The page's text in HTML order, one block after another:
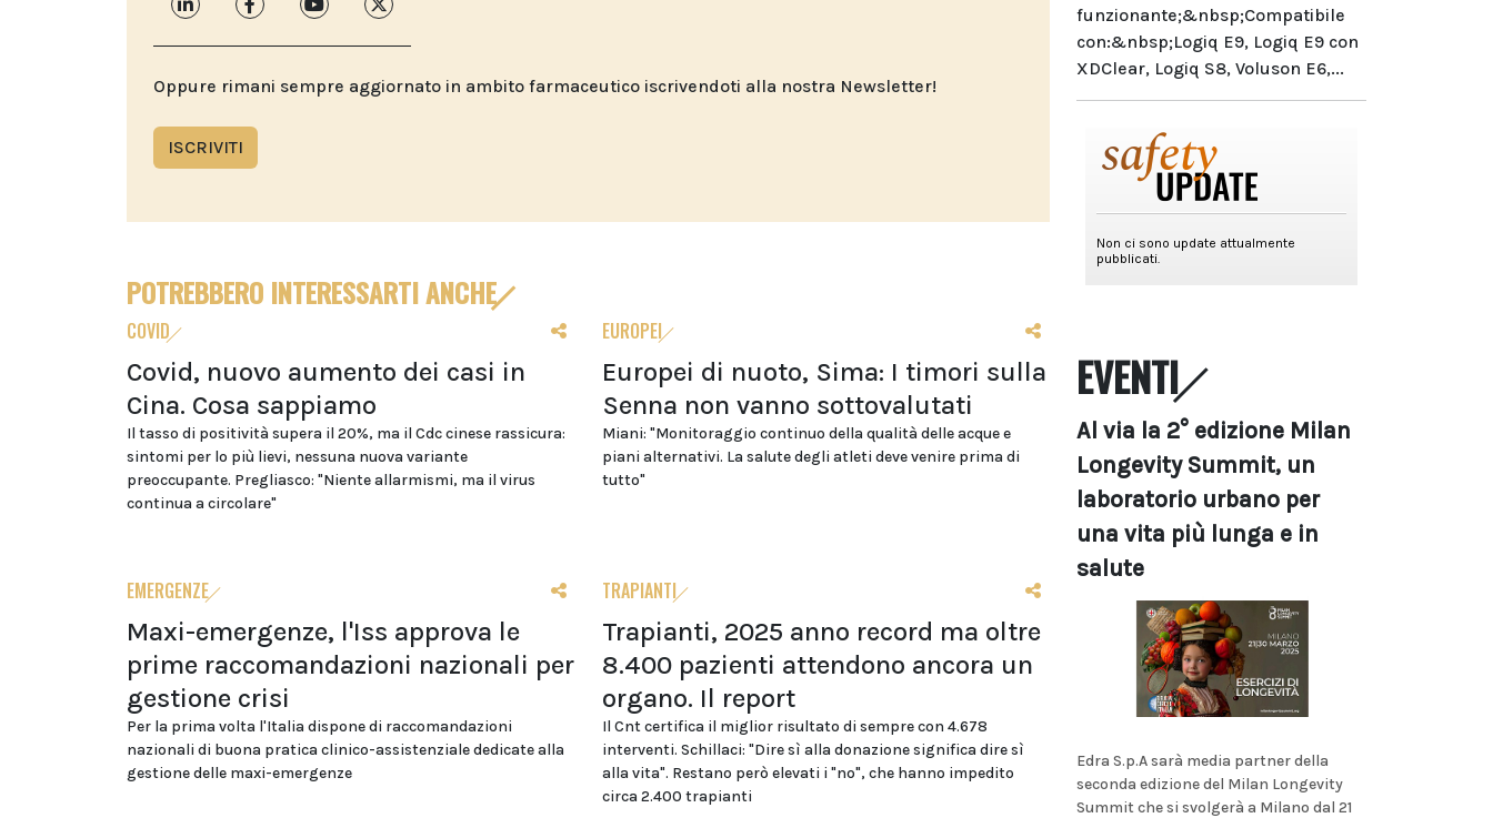
Oppure rimani sempre aggiornato in ambito farmaceutico iscrivendoti alla nostra Newsletter!
ISCRIVITI
POTREBBERO INTERESSARTI ANCHE
COVID
Covid, nuovo aumento dei casi in
Cina. Cosa sappiamo
Il tasso di positività supera il 20%, ma il Cdc cinese rassicura:
sintomi per lo più lievi, nessuna nuova variante
preoccupante. Pregliasco: "Niente allarmismi, ma il virus
continua a circolare"
EUROPEI
Europei di nuoto, Sima: I timori sulla
Senna non vanno sottovalutati
Miani: "Monitoraggio continuo della qualità delle acque e
piani alternativi. La salute degli atleti deve venire prima di
tutto"
EMERGENZE
Maxi-emergenze, l'Iss approva le
prime raccomandazioni nazionali per
gestione crisi
Per la prima volta l'Italia dispone di raccomandazioni
nazionali di buona pratica clinico-assistenziale dedicate alla
gestione delle maxi-emergenze
TRAPIANTI
Trapianti, 2025 anno record ma oltre
8.400 pazienti attendono ancora un
organo. Il report
Il Cnt certifica il miglior risultato di sempre con 4.678
interventi. Schillaci: "Dire sì alla donazione significa dire sì
alla vita". Restano però elevati i "no", che hanno impedito
circa 2.400 trapianti
funzionante;&nbsp;Compatibile
con:&nbsp;Logiq E9, Logiq E9 con
XDClear, Logiq S8, Voluson E6,...
EVENTI
Al via la 2° edizione Milan
Longevity Summit, un
laboratorio urbano per
una vita più lunga e in
salute
Edra S.p.A sarà media partner della
seconda edizione del Milan Longevity
Summit che si svolgerà a Milano dal 21